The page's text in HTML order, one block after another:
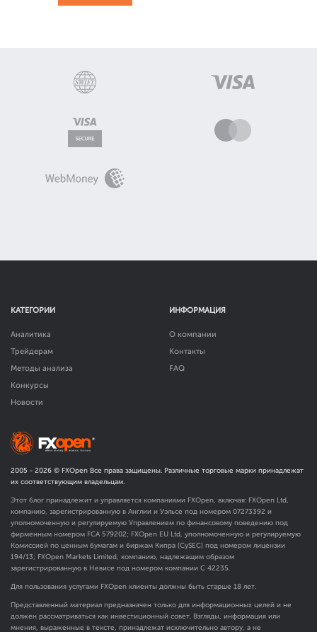
КАТЕГОРИИ
Аналитика
Трейдерам
Методы анализа
Конкурсы
Новости
ИНФОРМАЦИЯ
О компании
Контакты
FAQ
2005 - 2026 © FXOpen Все права защищены. Различные торговые марки принадлежат
их соответствующим владельцам.
Этот блог принадлежит и управляется компаниями FXOpen, включая: FXOpen Ltd,
компанию, зарегистрированную в Англии и Уэльсе под номером 07273392 и
уполномоченную и регулируемую Управлением по финансовому поведению под
фирменным номером FCA 579202; FXOpen EU Ltd, уполномоченную и регулируемую
Комиссией по ценным бумагам и биржам Кипра (CySEC) под номером лицензии
194/13; FXOpen Markets Limited, компанию, надлежащим образом
зарегистрированную в Невисе под номером компании C 42235.
Для пользования услугами FXOpen клиенты должны быть старше 18 лет.
Представленный материал предназначен только для информационных целей и не
должен рассматриваться как инвестиционный совет. Взгляды, информация или
мнения, выраженные в тексте, принадлежат исключительно автору, а не